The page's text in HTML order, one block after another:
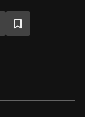
고 복수를 위해 언니의